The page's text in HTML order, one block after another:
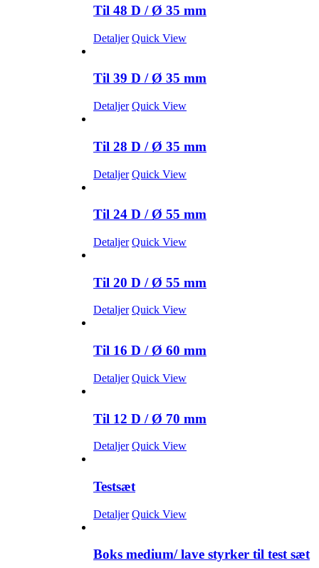
Til 48 D / Ø 35 mm
Detaljer Quick View
Til 39 D / Ø 35 mm
Detaljer Quick View
Til 28 D / Ø 35 mm
Detaljer Quick View
Til 24 D / Ø 55 mm
Detaljer Quick View
Til 20 D / Ø 55 mm
Detaljer Quick View
Til 16 D / Ø 60 mm
Detaljer Quick View
Til 12 D / Ø 70 mm
Detaljer Quick View
Testsæt
Detaljer Quick View
Boks medium/ lave styrker til test sæt